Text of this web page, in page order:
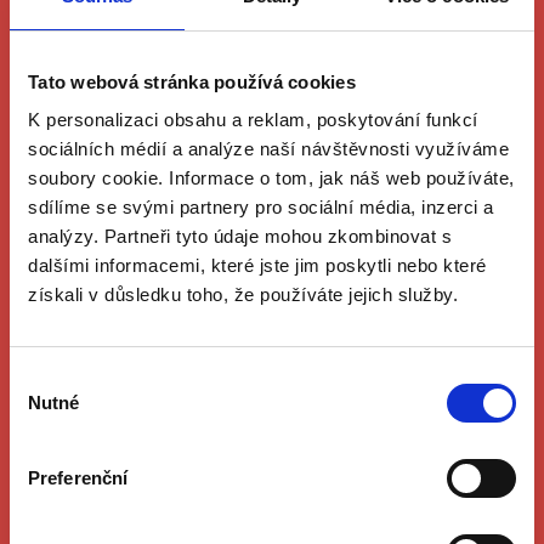
Tato webová stránka používá cookies
K personalizaci obsahu a reklam, poskytování funkcí
sociálních médií a analýze naší návštěvnosti využíváme
soubory cookie. Informace o tom, jak náš web používáte,
sdílíme se svými partnery pro sociální média, inzerci a
analýzy. Partneři tyto údaje mohou zkombinovat s
dalšími informacemi, které jste jim poskytli nebo které
získali v důsledku toho, že používáte jejich služby.
souhlasu
Nutné
Preferenční
národní bance a zařadilo se na seznam
Více informací
Zařízení Spectral Payout -
certifikát ČNB
Zařízení Spectral Payout na příjem a výplatu
České národní bance a zařadilo se na seznam